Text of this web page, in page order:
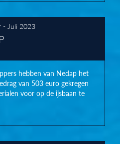
- Juli 2023
hebben van Nedap het
van 503 euro gekregen
voor op de ijsbaan te